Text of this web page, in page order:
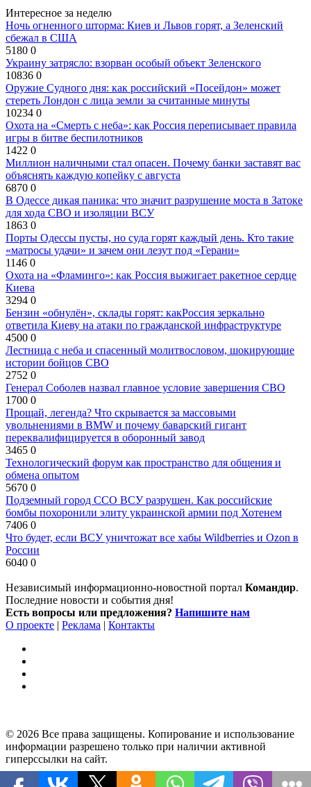
Интересное за неделю
Ночь огненного шторма: Киев и Львов горят, а Зеленский
сбежал в США
5180 0
Украину затрясло: взорван особый объект Зеленского
10836 0
Оружие Судного дня: как российский «Посейдон» может
стереть Лондон с лица земли за считанные минуты
10234 0
Охота на «Смерть с неба»: как Россия переписывает правила
игры в битве беспилотников
1422 0
Миллион наличными стал опасен. Почему банки заставят вас
объяснять каждую копейку с августа
6870 0
В Одессе дикая паника: что значит разрушение моста в Затоке
для хода СВО и изоляции ВСУ
1863 0
Порты Одессы пусты, но суда горят каждый день. Кто такие
«матросы удачи» и зачем они лезут под «Герани»
1146 0
Охота на «Фламинго»: как Россия выжигает ракетное сердце
Киева
3294 0
Бензин «обнулён», склады горят: какРоссия зеркально
ответила Киеву на атаки по гражданской инфраструктуре
4500 0
Лестница с неба и спасенный молитвословом, шокирующие
истории бойцов СВО
2752 0
Генерал Соболев назвал главное условие завершения СВО
1700 0
Прощай, легенда? Что скрывается за массовыми
увольнениями в BMW и почему баварский гигант
переквалифицируется в оборонный завод
3465 0
Технологический форум как пространство для общения и
обмена опытом
5670 0
Подземный город ССО ВСУ разрушен. Как российские
бомбы похоронили элиту украинской армии под Хотенем
7406 0
Что будет, если ВСУ уничтожат все хабы Wildberries и Ozon в
России
6040 0
Независимый информационно-новостной портал Командир.
Последние новости и события дня!
Есть вопросы или предложения? Напишите нам
О проекте | Реклама | Контакты
© 2026 Все права защищены. Копирование и использование
информации разрешено только при наличии активной
гиперссылки на сайт.